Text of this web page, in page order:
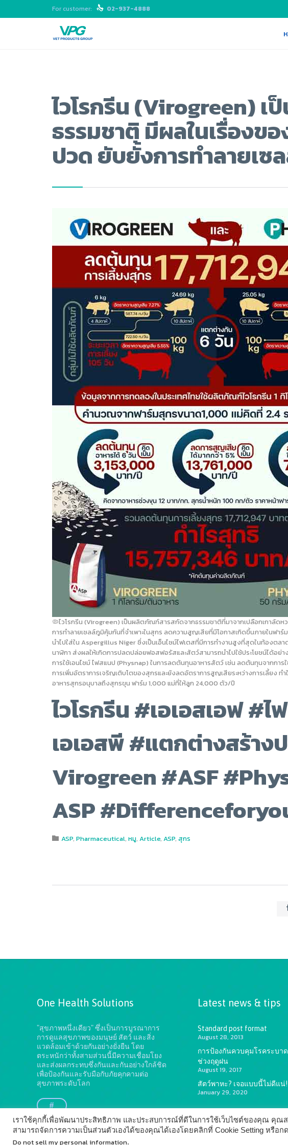
For customer:  02-937-4888
ไวโรกรีน (Virogreen)
ธรรมชาติ มีผลในเรื่องข
ปวด ยับยั้งการทำลายเซ
🦠ไวโรกรีน (Virogreen) เป็นผลิตภัณฑ์สารสกัดจากธรรมชาติที่มาจากเปลือกเกาลั
การทำลายเซลล์ภูมิคุ้มกันที่จำเพาะในสุกร ลดความสูญเสียที่มีโอกาสเกิดขึ้นภายในฟา
นำไปใส่ใน Aspergillus Niger ซึ่งเป็นเอ็นไซม์ไฟเตสที่มีการทำงานสูงที่สุดในท้องตล
นาฬิกา ส่งผลให้เกิดการปลดปล่อยฟอสฟอรัสและสัตว์สามารถนำไปใช้ประโยชน์ได้อย่
การใช้เอนไซม์ ไฟสแนป (Physnap) ในการลดต้นทุนอาหารสัตว์ เช่น ลดต้นทุนจากกา
การเพิ่มอัตราการเจริญเติบโตของสุกรและยังลดอัตราการสูญเสียระหว่างการเลี้ยง ท
อาหารสุกรอนุบาลถึงสุกรขุน ฟาร์ม 1,000 แม่ที่ให้ลูก 24,000 ตัว/ปี
ไวโรกรีน #เอเอสเอฟ #
เอเอสพี #แตกต่างสร้าง
Virogreen #ASF
ASP
 Category
ASP, Pharmaceutical, หมู, Article, ASP, สุกร
One Health Solutions
"สุขภาพหนึ่งเดียว" ซึ่งเป็นการบูรณาการ
การดูแลสุขภาพของมนุษย์ สัตว์ และสิ่ง
แวดล้อมเข้าด้วยกันอย่างยั่งยืนโดย
ตระหนักว่าทั้งสามส่วนนี้มีความเชื่อมโยง
และส่งผลกระทบซึ่งกันและกันอย่างใกล้ชิด
เพื่อป้องกันและรับมือกับภัยคุกคามต่อ
สุขภาพระดับโลก
#
Latest news & tips
Standard post format
August 28, 2013
การป้องกันควบคุมโรคระบา
ช่วงฤดูฝน
August 19, 2017
สัตว์พาหะ? เจอแบบนี้ไม่ดีแน่
January 29, 2020
© 2014 - 2026Vet Products Groupby
เราใช้คุกกี้เพื่อพัฒนาประสิทธิภาพ และประสบการณ์ที่ดีในการใช้เว็บไซต์ของคุณ คุณ
สามารถจัดการความเป็นส่วนตัวเองได้ของคุณได้เองโดยคลิกที่ Cookie Setting หรือก
Do not sell my personal information.